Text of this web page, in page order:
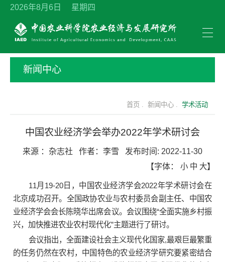
2026年8月6日 星期四
新闻中心
首页 . 新闻中心 . 学术活动
中国农业经济学会举办2022年学术研讨会
来源 ： 杂志社 作者： 李雪 发布时间: 2022-11-30
【字体： 小 中 大】
11月19-20日，中国农业经济学会2022年学术研讨会在
北京成功召开。全国政协农业与农村委员会副主任、中国农
业经济学会会长陈晓华出席会议。会议围绕“全面实施乡村振
兴，加快推进农业农村现代化”主题进行了研讨。
会议指出，全面建设社会主义现代化国家,最艰巨最繁重
的任务仍然在农村，中国特色的农业经济学研究要紧密结合